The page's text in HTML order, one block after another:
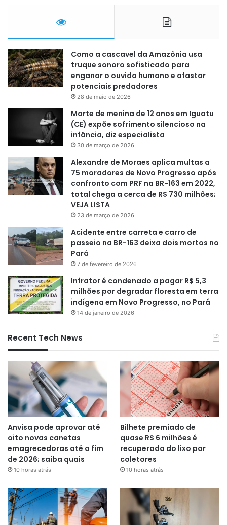
Como a cascavel da Amazônia usa
truque sonoro sofisticado para
enganar o ouvido humano e afastar
potenciais predadores
28 de maio de 2026
Morte de menina de 12 anos em Iguatu
(CE) expõe sofrimento silencioso na
infância, diz especialista
30 de março de 2026
Alexandre de Moraes aplica multas a
75 moradores de Novo Progresso após
confronto com PRF na BR-163 em 2022,
total chega a cerca de R$ 730 milhões;
VEJA LISTA
23 de março de 2026
Acidente entre carreta e carro de
passeio na BR-163 deixa dois mortos no
Pará
7 de fevereiro de 2026
Infrator é condenado a pagar R$ 5,3
milhões por degradar floresta em terra
indígena em Novo Progresso, no Pará
14 de janeiro de 2026
Recent Tech News
Anvisa pode aprovar até
oito novas canetas
emagrecedoras até o fim
de 2026; saiba quais
10 horas atrás
Bilhete premiado de
quase R$ 6 milhões é
recuperado do lixo por
coletores
10 horas atrás